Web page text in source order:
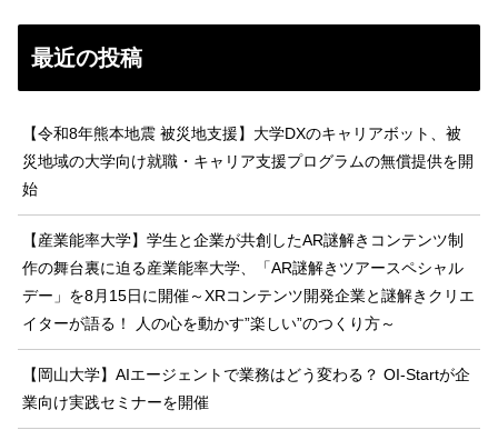
最近の投稿
【令和8年熊本地震 被災地支援】大学DXのキャリアボット、被
災地域の大学向け就職・キャリア支援プログラムの無償提供を開
始
【産業能率大学】学生と企業が共創したAR謎解きコンテンツ制
作の舞台裏に迫る産業能率大学、「AR謎解きツアースペシャル
デー」を8月15日に開催～XRコンテンツ開発企業と謎解きクリエ
イターが語る！ 人の心を動かす”楽しい”のつくり方～
【岡山大学】AIエージェントで業務はどう変わる？ OI-Startが企
業向け実践セミナーを開催